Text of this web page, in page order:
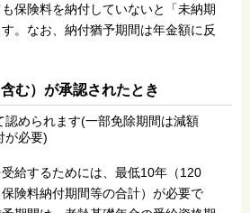
保険料を納付していないと「未納期
。なお、納付猶予期間は年金額に反
む）が承認されたとき
認められます(一部免除期間は減額
が必要)
給するためには、最低10年（120
険料納付期間等の合計）が必要で